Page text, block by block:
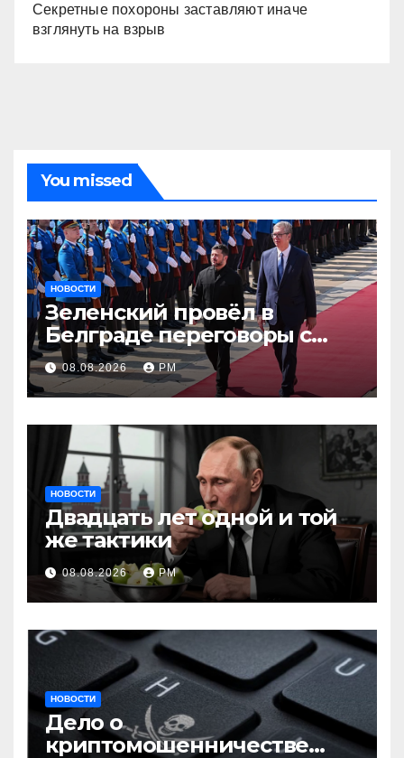
Секретные похороны заставляют иначе
взглянуть на взрыв
You missed
НОВОСТИ
Зеленский провёл в
Белграде переговоры с
Вучичем
08.08.2026 РМ
НОВОСТИ
Двадцать лет одной и той
же тактики
08.08.2026 РМ
НОВОСТИ
Дело о
криптомошенничестве